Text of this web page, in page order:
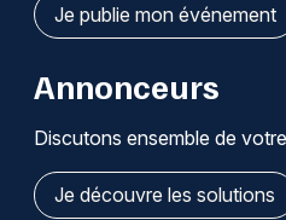
Je publie mon événement
Annonceurs
Discutons ensemble de
Je découvre les solutions